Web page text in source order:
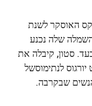
האוסקר לשנת
השמלה שלה נכנע
סטון, קיבלה את
לנתימוסשל
שבקרבה.